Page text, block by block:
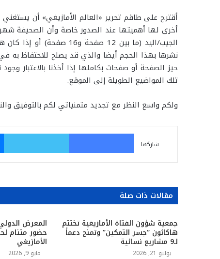
أقترح على طاقم تحرير «العالم الأمازيغي» أن
أخرى لها أهميتها عند الصدور خاصة وأن الصحيفة
الجيب/اليد (ما بين 12
نشرها بهذا الحجم أيضا والذي قد يصلح للاحتفاظ
حيز الصفحة أو صفحات بكاملها إذا أخذنا بالاعتبار
تلك المواضيع الطويلة إلى الموقع.
ولكم واسع النظر مع تجديد متمنياتي لكم بالتوفيق
شاركها
فيسبوك تويتر
مقالات ذات صلة
جمعية شؤون الفتاة الأمازيغية تختتم
هاكاثون “جسر التمكين” وتمنح دعماً
لـ9 مشاريع نسائية
يوليو 21, 2026
المعرض
حضور متنام
الأمازيغي
مايو 9, 2026